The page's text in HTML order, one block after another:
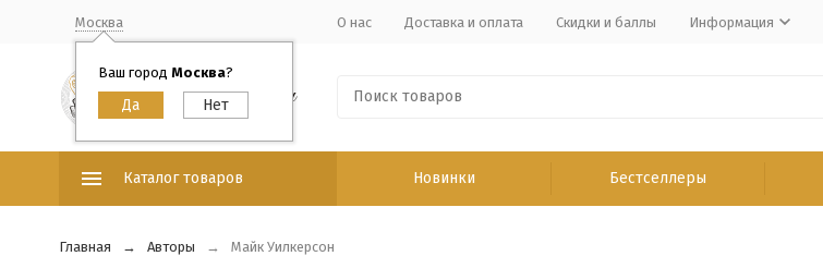
Москва
Ваш город Москва?
О нас Доставка и оплата Скидки и баллы Информация
Каталог товаров Новинки Бестселлеры
Главная Авторы Майк Уилкерсон